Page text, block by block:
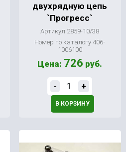
двухрядную цепь
`Прогресс`
Артикул 2859-10/38
Номер по каталогу 406-
1006100
Цена: 726 руб.
- +
В КОРЗИНУ